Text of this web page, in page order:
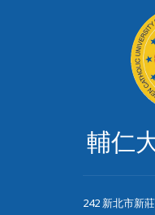
輔仁
242 新北市新